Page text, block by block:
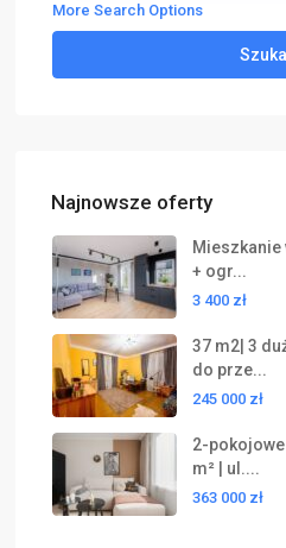
More Search Options
Najnowsze oferty
Mieszkanie
+ ogr...
3 400 zł
37 m2| 3
do prze...
245 000 zł
2-
m² | ul....
363 000 zł